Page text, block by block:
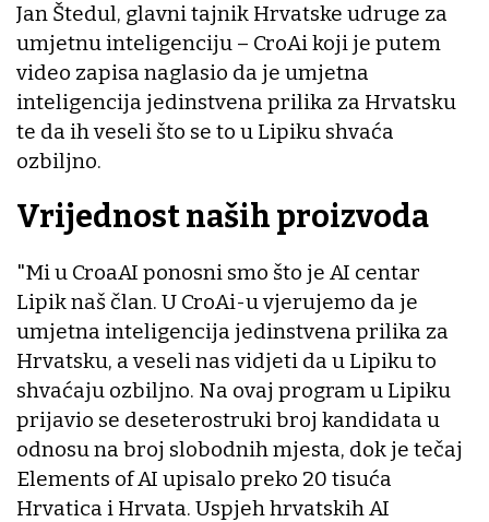
Jan Štedul, glavni tajnik Hrvatske udruge za
umjetnu inteligenciju – CroAi koji je putem
video zapisa naglasio da je umjetna
inteligencija jedinstvena prilika za Hrvatsku
te da ih veseli što se to u Lipiku shvaća
ozbiljno.
Vrijednost naših proizvoda
"Mi u CroaAI ponosni smo što je AI centar
Lipik naš član. U CroAi-u vjerujemo da je
umjetna inteligencija jedinstvena prilika za
Hrvatsku, a veseli nas vidjeti da u Lipiku to
shvaćaju ozbiljno. Na ovaj program u Lipiku
prijavio se deseterostruki broj kandidata u
odnosu na broj slobodnih mjesta, dok je tečaj
Elements of AI upisalo preko 20 tisuća
Hrvatica i Hrvata. Uspjeh hrvatskih AI